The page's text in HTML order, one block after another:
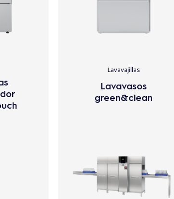
Lavavajillas
Lavavasos
green&clean